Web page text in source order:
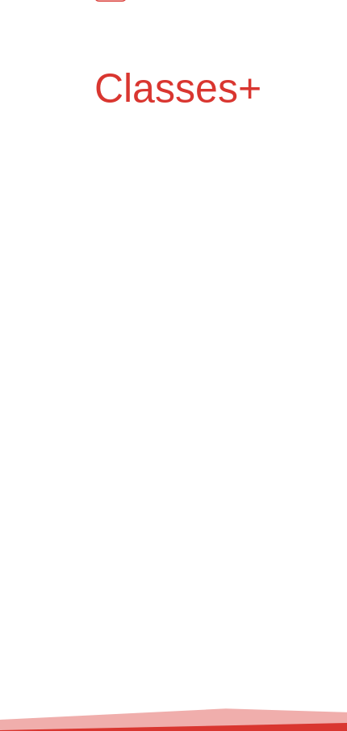
Classes+